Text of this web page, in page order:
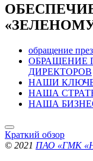
обращение
ОБРАЩЕНИЕ
ДИРЕКТОРОВ
НАШИ
НАША
НАША
Краткий обзор
© 2021 ПАО «ГМК